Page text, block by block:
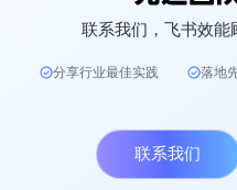
联系我们，飞书效能
分享行业最佳实践 落地
联系我们